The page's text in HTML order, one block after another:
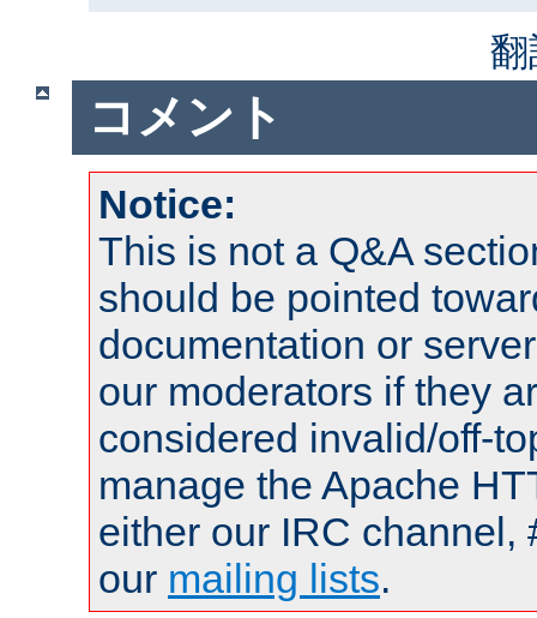
コメント
Notice:
This is not a Q&A
should be pointed
documentation or
our moderators if they
considered invalid/off-
manage the Apache
either our IRC channel,
our mailing lists.